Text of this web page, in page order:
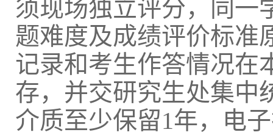
须现场独立评分，同一
题难度及成绩评价标准
记录和考生作答情况在
存，并交研究生处集中
介质至少保留1年，电